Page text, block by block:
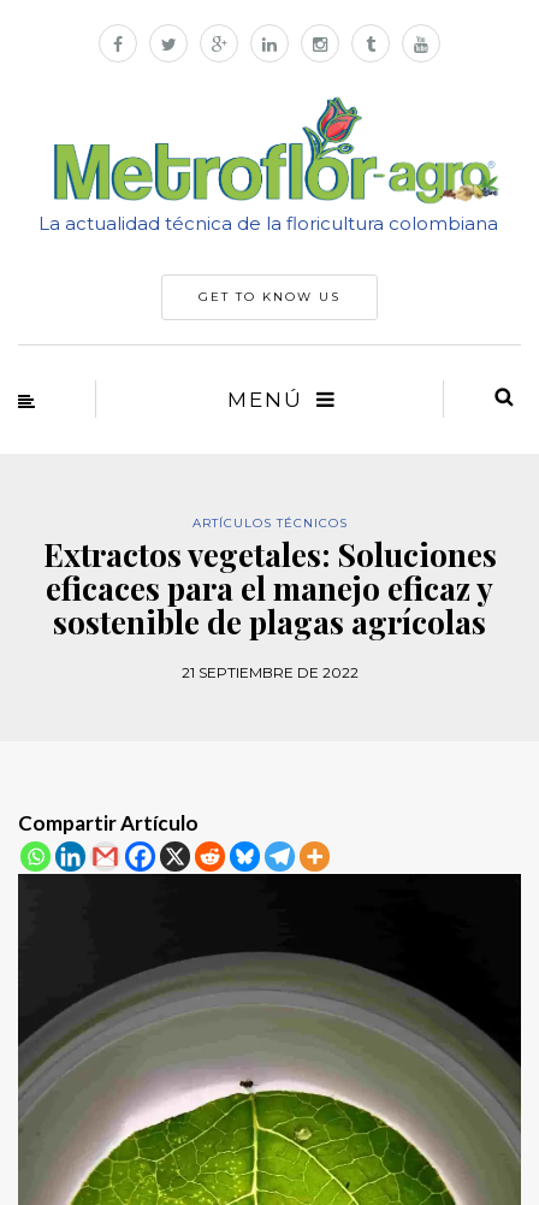
La actualidad técnica de la floricultura colombiana
GET TO KNOW US
MENÚ
ARTÍCULOS TÉCNICOS
Extractos vegetales: Soluciones
eficaces para el manejo eficaz y
sostenible de plagas agrícolas
21 SEPTIEMBRE DE 2022
Compartir Artículo